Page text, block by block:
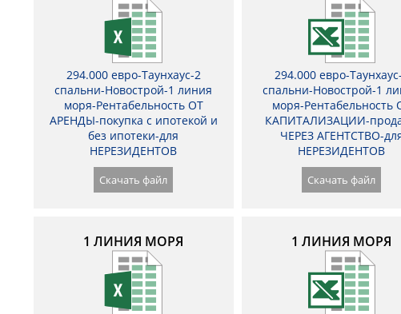
294.000 евро-Таунхаус-2
спальни-Новострой-1 линия
моря-Рентабельность ОТ
АРЕНДЫ-покупка с ипотекой и
без ипотеки-для
НЕРЕЗИДЕНТОВ
Скачать файл
294.000 евро-
спальни-Новострой-1
моря-Рентабельность
КАПИТАЛИЗАЦИИ-
ЧЕРЕЗ АГЕНТСТВО-
НЕРЕЗИДЕНТОВ
Скачать файл
1 ЛИНИЯ МОРЯ 1 ЛИНИЯ МОРЯ